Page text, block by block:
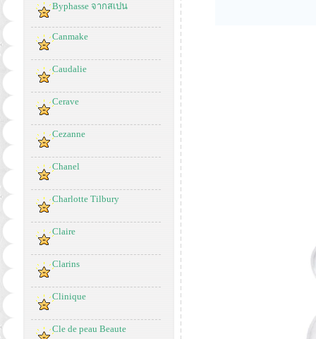
Byphasse จากสเปน
Canmake
Caudalie
Cerave
Cezanne
Chanel
Charlotte Tilbury
Claire
Clarins
Clinique
Cle de peau Beaute